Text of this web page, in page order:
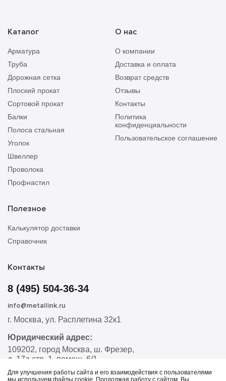
Каталог
Арматура
Труба
Дорожная сетка
Плоский прокат
Сортовой прокат
Балки
Полоса стальная
Уголок
Швеллер
Проволока
Профнастил
О нас
О компании
Доставка и оплата
Возврат средств
Отзывы
Контакты
Политика
конфиденциальности
Пользовательское соглашение
Полезное
Калькулятор доставки
Справочник
Контакты
8 (495) 504-36-34
info@metallink.ru
г. Москва, ул. Расплетина 32к1
Юридический адрес:
109202, город Москва, ш. Фрезер,
д. 17а стр. 1, помещ. 6/1
Для улучшения работы сайта и его взаимодействия с пользователями
мы используем файлы cookie. Продолжая работу с сайтом, Вы